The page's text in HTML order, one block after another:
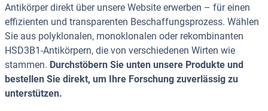
Antikörper direkt über unsere Website erwerben – für einen
effizienten und transparenten Beschaffungsprozess. Wählen
Sie aus polyklonalen, monoklonalen oder rekombinanten
HSD3B1-Antikörpern, die von verschiedenen Wirten wie
stammen. Durchstöbern Sie unten unsere Produkte und
bestellen Sie direkt, um Ihre Forschung zuverlässig zu
unterstützen.